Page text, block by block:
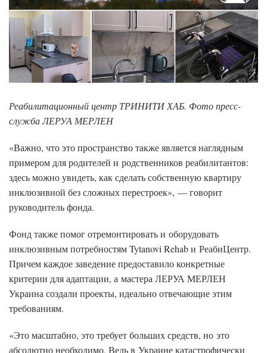
Реабилитационный центр ТРИНИТИ ХАБ. Фото пресс-
службаЛЕРУА МЕРЛЕН
«Важно, что это пространство также является наглядным
примером для родителей и родственников реабилитантов:
здесь можно увидеть, как сделать собственную квартиру
инклюзивной без сложных перестроек», — говорит
руководитель фонда.
Фонд также помог отремонтировать и оборудовать
инклюзивным потребностям Tytanovi Rehab и РеабиЦентр.
Причем каждое заведение предоставило конкретные
критерии для адаптации, а мастера ЛЕРУА МЕРЛЕН
Украина создали проекты, идеально отвечающие этим
требованиям.
«Это масштабно, это требует больших средств, но это
абсолютно необходимо. Ведь в Украине катастрофически